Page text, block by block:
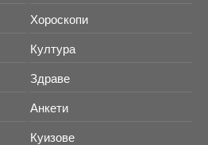
Хороскопи
Култура
Здраве
Анкети
Куизове